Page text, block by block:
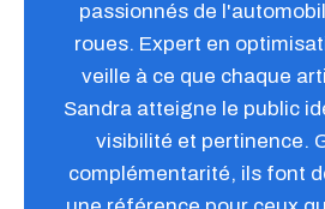
passionnés de
roues. Expert en
veille à ce que chaque
Sandra atteigne le public
visibilité et pertinence.
complémentarité, ils font